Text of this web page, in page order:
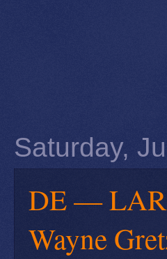
Saturday,
DE —
Wayne